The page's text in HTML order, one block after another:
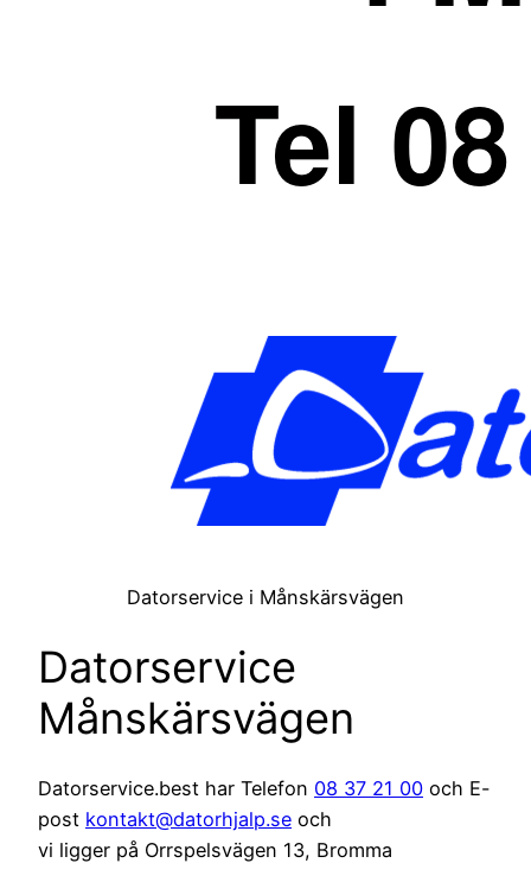
Datorservice i Månskärsvägen
Datorservice
Månskärsvägen
Datorservice.best har Telefon 08 37 21 00 och E-
post kontakt@datorhjalp.se och
vi ligger på Orrspelsvägen 13, Bromma